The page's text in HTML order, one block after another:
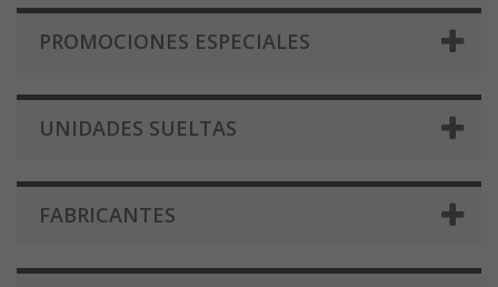
PROMOCIONES ESPECIALES
UNIDADES SUELTAS
FABRICANTES